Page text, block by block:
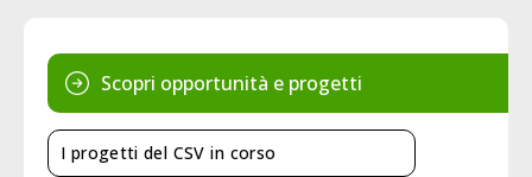
Scopri opportunità e progetti
I progetti del CSV in corso